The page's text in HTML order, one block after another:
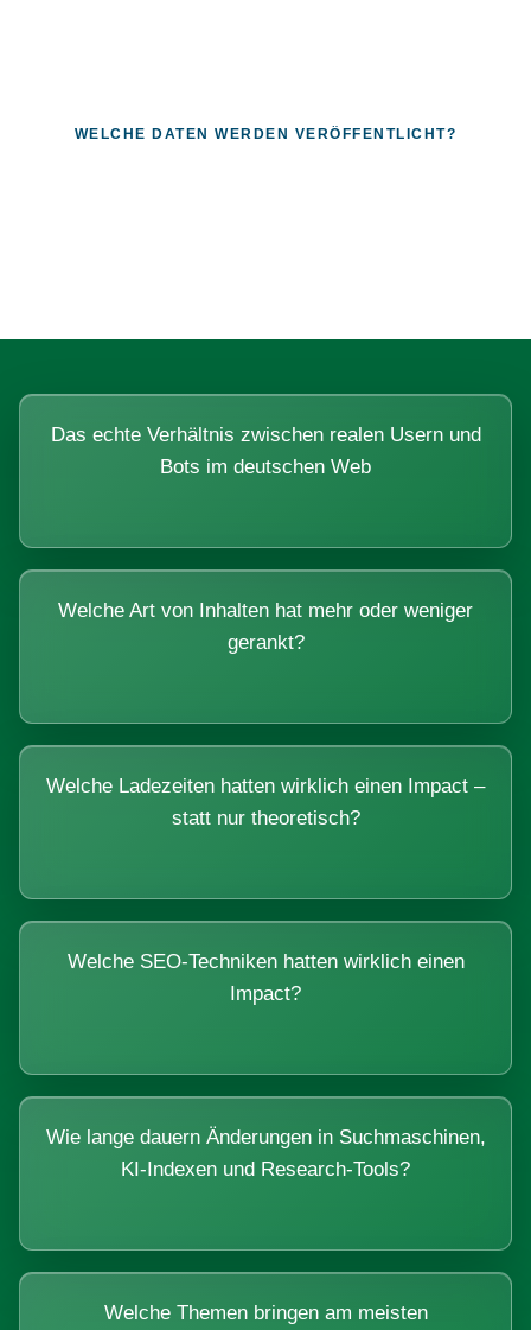
WELCHE DATEN WERDEN VERÖFFENTLICHT?
Das echte Verhältnis zwischen realen Usern und
Bots im deutschen Web
Welche Art von Inhalten hat mehr oder weniger
gerankt?
Welche Ladezeiten hatten wirklich einen Impact –
statt nur theoretisch?
Welche SEO-Techniken hatten wirklich einen
Impact?
Wie lange dauern Änderungen in Suchmaschinen,
KI-Indexen und Research-Tools?
Welche Themen bringen am meisten